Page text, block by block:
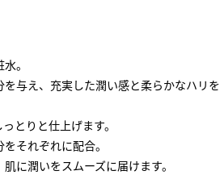
。
与え、充実した潤い感と柔らかなハリを
とりと仕上げます。
それぞれに配合。
に潤いをスムーズに届けます。